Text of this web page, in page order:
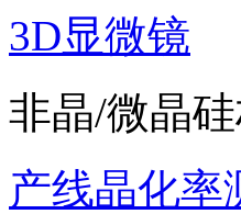
3D显微镜
非晶/微晶
产线晶化率